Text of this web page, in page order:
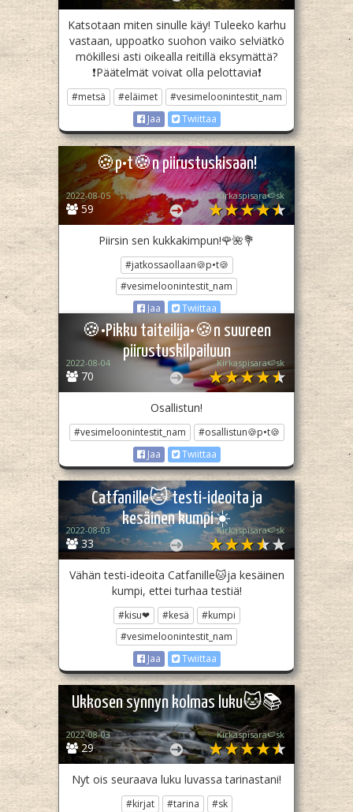
Katsotaan miten sinulle käy! Tuleeko karhu
vastaan, uppoatko suohon vaiko selviätkö
mökillesi asti oikealla reitillä eksymättä?
❗️Päätelmät voivat olla pelottavia❗️
#metsä #eläimet
#vesimeloonintestit_nam
Jaa
Twiittaa
🍪p•t🍪n piirustuskisaan!
59
2022-08-05 Kirkaspisara🍉sk
Piirsin sen kukkakimpun!🌹🌺💐
#jatkossaollaan🍪p•t🍪
#vesimeloonintestit_nam
Jaa
Twiittaa
🍪•Pikku taiteilija•🍪n suureen
piirustuskilpailuun
70
2022-08-04 Kirkaspisara🍉sk
Osallistun!
#vesimeloonintestit_nam
#osallistun🍪p•t🍪
Jaa
Twiittaa
Catfanille🐱 testi-ideoita ja
kesäinen kumpi☀️
33
2022-08-03 Kirkaspisara🍉sk
Vähän testi-ideoita Catfanille🐱ja kesäinen
kumpi, ettei turhaa testiä!
#kisu❤ #kesä
#kumpi
#vesimeloonintestit_nam
Jaa
Twiittaa
Ukkosen synnyn kolmas luku🐱📚
29
2022-08-03 Kirkaspisara🍉sk
Nyt ois seuraava luku luvassa tarinastani!
#kirjat #tarina
#sk